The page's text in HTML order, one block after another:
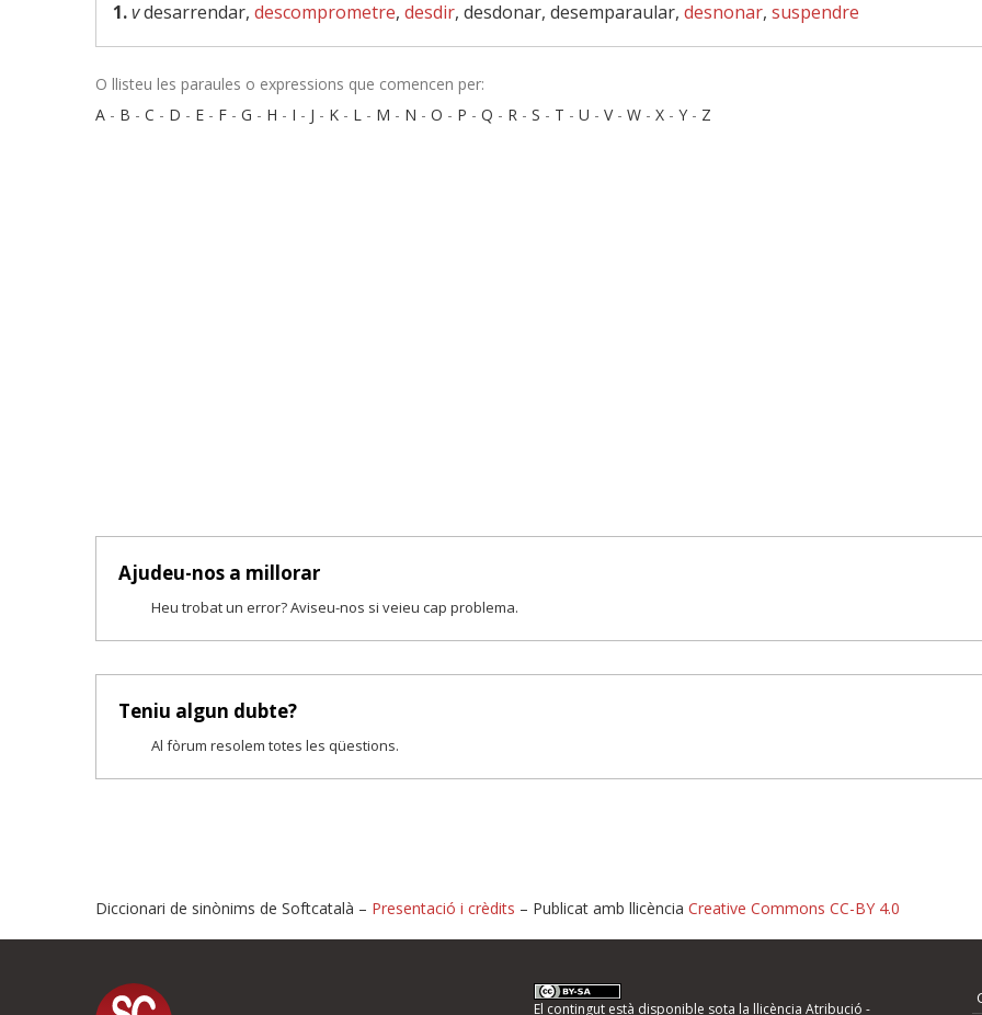
1.vdesarrendar, descomprometre, desdir, desdonar, desemparaular, desnonar, suspendre
O llisteu les paraules o expressions que comencen per:
A - B - C - D - E - F - G - H - I - J - K - L - M - N - O - P - Q - R - S - T - U - V- W - X - Y - Z
Ajudeu-nos a millorar
Heu trobat un error? Aviseu-nos si veieu cap problema.
Teniu algun dubte?
Al fòrum resolem totes les qüestions.
Proposeu-nos millores o informeu d'errors
Diccionari de sinònims de Softcatalà – Presentació i crèdits – Publicat amb llicència Creative Commons CC-BY 4.0
El contingut està disponible sota la llicència Atribució -